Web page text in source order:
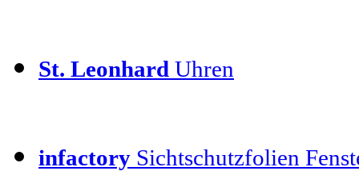
St. Leonhard Uhren
infactory Sichtschutzfolien